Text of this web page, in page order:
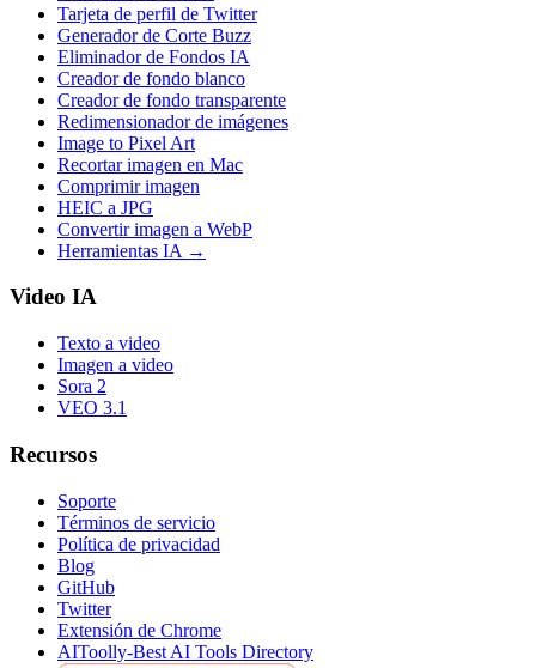
Tarjeta de perfil de Twitter
Generador de Corte Buzz
Eliminador de Fondos IA
Creador de fondo blanco
Creador de fondo transparente
Redimensionador de imágenes
Image to Pixel Art
Recortar imagen en Mac
Comprimir imagen
HEIC a JPG
Convertir imagen a WebP
Herramientas IA →
Video IA
Texto a video
Imagen a video
Sora 2
VEO 3.1
Recursos
Soporte
Términos de servicio
Política de privacidad
Blog
GitHub
Twitter
Extensión de Chrome
AIToolly-Best AI Tools Directory